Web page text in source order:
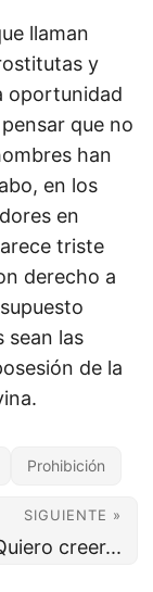
llaman
y
oportunidad
que no
han
en los
en
triste
derecho a
sean las
de la
Prohibición
SIGUIENTE »
creer...